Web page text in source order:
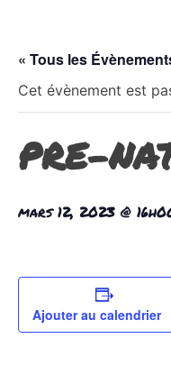
« Tous les
Cet évènement est
PRE-
mars 12, 2023 @
Ajouter au calendrier